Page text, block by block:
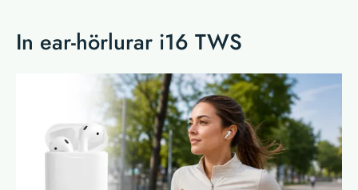
In ear-hörlurar i16 TWS